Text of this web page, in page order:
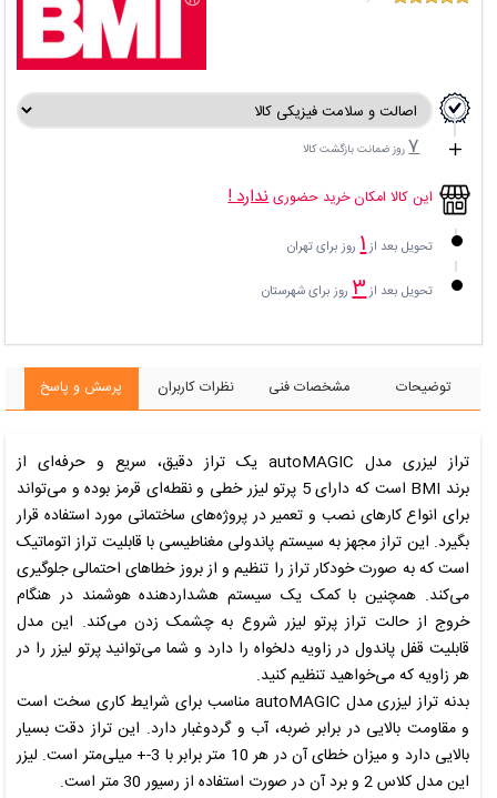
۷روز ضمانت بازگشت کالا
این کالا امکان خرید حضوریندارد !
تحویل بعد از۱روز برای تهران
تحویل بعد از۳روز برای شهرستان
توضیحات مشخصات فنی نظرات کاربران پرسش و پاسخ
تراز لیزری مدل autoMAGIC یک تراز دقیق، سریع و حرفه‌ای از
برند BMI است که دارای 5 پرتو لیزر خطی و نقطه‌ای قرمز بوده و می‌تو اند
برای انواع کار‌های نصب و تعمیر در پروژه‌های ساختمانی مورد استفاده قرار
بگیرد. این تراز مجهز به سیستم پاندولی مغناطیسی با قابلیت تراز اتوماتیک
است که به صورت خودکار تراز را تنظیم و از بروز خطاهای احتمالی جلوگیری
می‌کند. همچنین با کمک یک سیستم هشدار‌دهنده هوشمند در هنگام
خروج از حالت تراز پرتو لیزر شروع به چشمک زدن می‌کند. این مدل
قابلیت قفل پاندول در زاویه دلخواه را دارد و شما می‌توانید پرتو لیزر را در
هر زاویه که می‌خواهید تنظیم کنید.
بدنه تراز لیزری مدل autoMAGIC مناسب برای شرایط کاری سخت است
و مقاومت بالایی در برابر ضربه، آب و گرد‌و‌غبار دارد. این تراز دقت بسیار
بالایی دارد و میزان خطای آن در هر 10 متر برابر با 3-+ میلی‌متر است. لیزر
این مدل کلاس 2 و برد آن در صورت استفاده از رسیور 30 متر است.